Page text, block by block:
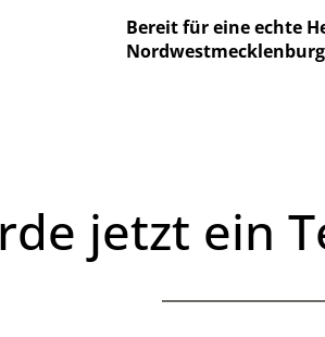
Bereit für eine echte
jetzt ein